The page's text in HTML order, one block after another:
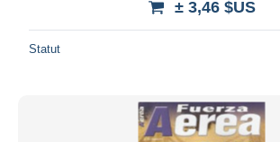
± 3,46 $US
Statut